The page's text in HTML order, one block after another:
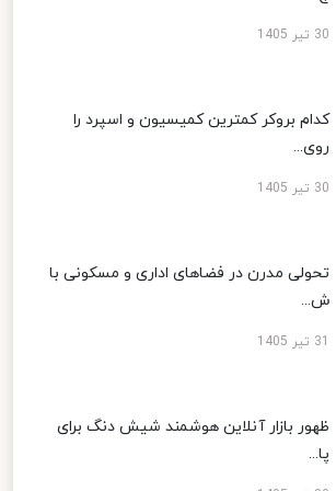
30 تیر 1405
کدام بروکر کمترین کمیسیون و اسپرد را
روی...
30 تیر 1405
تحولی مدرن در فضاهای اداری و مسکونی با
ش...
ظهور بازار آنلاین هوشمند شیش دنگ برای
پا...